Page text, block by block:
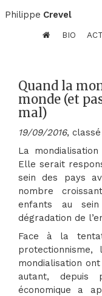
Philippe Crevel
BIO
Quand la
monde (et
mal)
19/09/2016,
La
Elle serait
sein des pays
nombre
enfants au
dégradation de
Face à la
mondialisation
autant, depuis
économique a